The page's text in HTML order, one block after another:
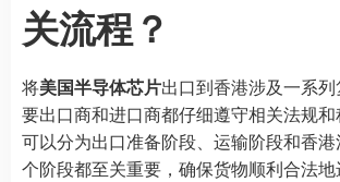
关流程？
将美国半导体芯片出口到香港涉及一系
要出口商和进口商都仔细遵守相关法规
可以分为出口准备阶段、运输阶段和香
个阶段都至关重要，确保货物顺利合法地